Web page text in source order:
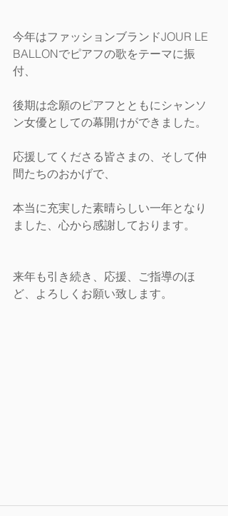
今年はファッションブランドJOUR LE
BALLONでピアフの歌をテーマに振
付、
後期は念願のピアフとともにシャンソ
ン女優としての幕開けができました。
応援してくださる皆さまの、そして仲
間たちのおかげで、
本当に充実した素晴らしい一年となり
ました、心から感謝しております。
来年も引き続き、応援、ご指導のほ
ど、よろしくお願い致します。